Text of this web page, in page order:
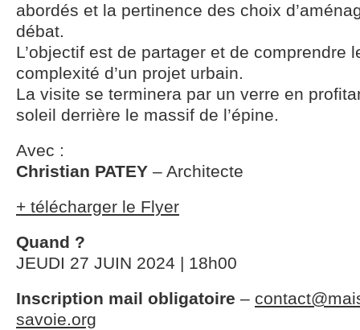
abordés et la pertinence des choix
débat.
L’objectif est de partager et de comprendre
complexité d’un projet urbain.
La visite se terminera par un verre en
soleil derrière le massif de l’épine.
Avec :
Christian PATEY – Architecte
+ télécharger le Flyer
Quand ?
JEUDI 27 JUIN 2024 | 18h00
Inscription mail obligatoire –
savoie.org